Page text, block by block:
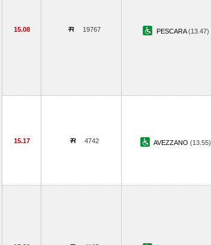
15.08 19767 PESCARA(13.47)
15.17 4742 AVEZZANO (13.55)